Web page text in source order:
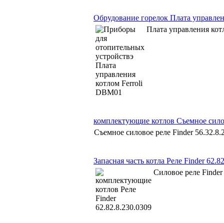
Обрудование горелок Плата
Плата управления
комплектующие котлов Съемное
Съемное силовое реле Finder
Запасная часть котла Реле Finder
Силовое реле